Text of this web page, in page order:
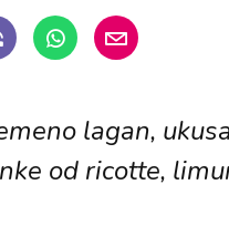
lagan,
od ricotte,